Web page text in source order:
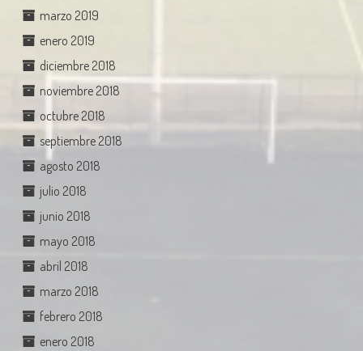
marzo 2019
enero 2019
diciembre 2018
noviembre 2018
octubre 2018
septiembre 2018
agosto 2018
julio 2018
junio 2018
mayo 2018
abril 2018
marzo 2018
febrero 2018
enero 2018